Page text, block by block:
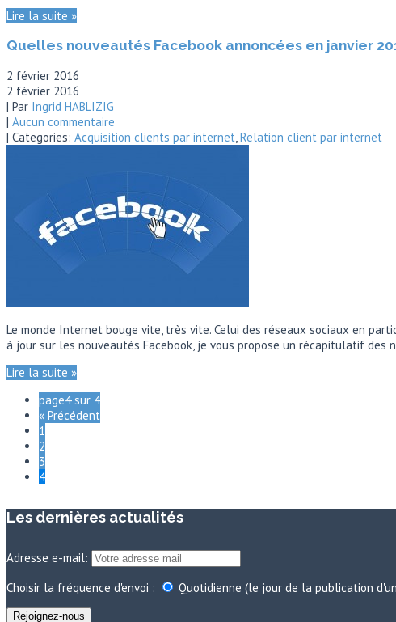
Lire la suite »
Quelles nouveautés Facebook annoncées en janvier
2 février 2016
2 février 2016
| Par Ingrid HABLIZIG
| Aucun commentaire
| Categories: Acquisition clients par internet,Relation client par internet
Le monde Internet bouge vite, très vite. Celui des réseaux sociaux en
à jour sur les nouveautés Facebook, je vous propose un récapitulatif
Lire la suite »
page4 sur 4
« Précédent
1
2
3
4
Les dernières actualités
Adresse e-mail:
Choisir la fréquence d'envoi :
Quotidienne (le jour de la publication